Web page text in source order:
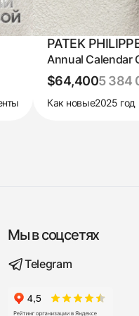
PATEK
Annual Calendar
$64,4005 384
Как новые2025 год
Мы в соцсетях
Telegram